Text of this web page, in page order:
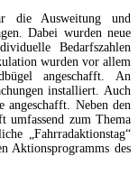
die Ausweitung und
Dabei wurden neue
Bedarfszahlen
wurden vor allem
angeschafft. An
installiert. Auch
angeschafft. Neben den
umfassend zum Thema
„Fahrradaktionstag“
Aktionsprogramms des